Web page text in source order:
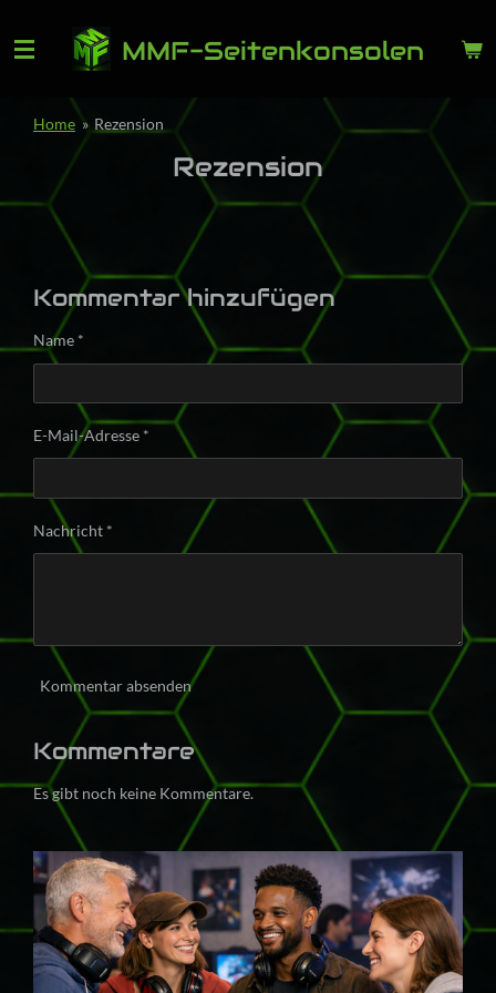
Hauptinhalt
MMF-Seitenkonsolen
Home » Rezension
Rezension
Kommentar hinzufügen
Name *
E-Mail-Adresse *
Nachricht *
Kommentar absenden
Kommentare
Es gibt noch keine Kommentare.